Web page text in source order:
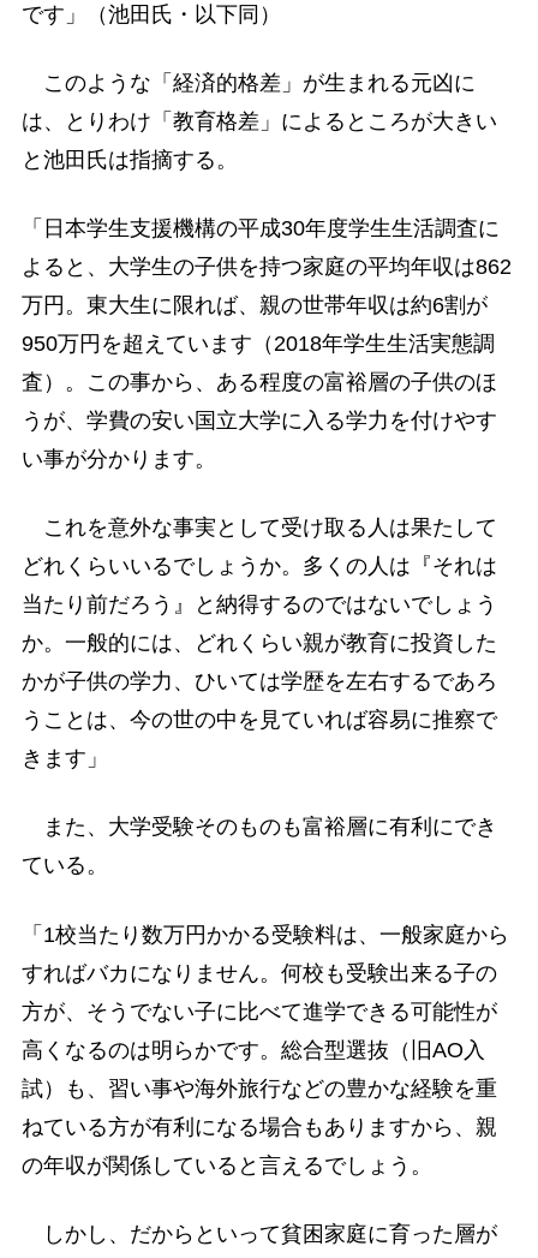
です」（池田氏・以下同）
このような「経済的格差」が生まれる元凶に
は、とりわけ「教育格差」によるところが大きい
と池田氏は指摘する。
「日本学生支援機構の平成30年度学生生活調査に
よると、大学生の子供を持つ家庭の平均年収は862
万円。東大生に限れば、親の世帯年収は約6割が
950万円を超えています（2018年学生生活実態調
査）。この事から、ある程度の富裕層の子供のほ
うが、学費の安い国立大学に入る学力を付けやす
い事が分かります。
これを意外な事実として受け取る人は果たして
どれくらいいるでしょうか。多くの人は『それは
当たり前だろう』と納得するのではないでしょう
か。一般的には、どれくらい親が教育に投資した
かが子供の学力、ひいては学歴を左右するであろ
うことは、今の世の中を見ていれば容易に推察で
きます」
また、大学受験そのものも富裕層に有利にでき
ている。
「1校当たり数万円かかる受験料は、一般家庭から
すればバカになりません。何校も受験出来る子の
方が、そうでない子に比べて進学できる可能性が
高くなるのは明らかです。総合型選抜（旧AO入
試）も、習い事や海外旅行などの豊かな経験を重
ねている方が有利になる場合もありますから、親
の年収が関係していると言えるでしょう。
しかし、だからといって貧困家庭に育った層が